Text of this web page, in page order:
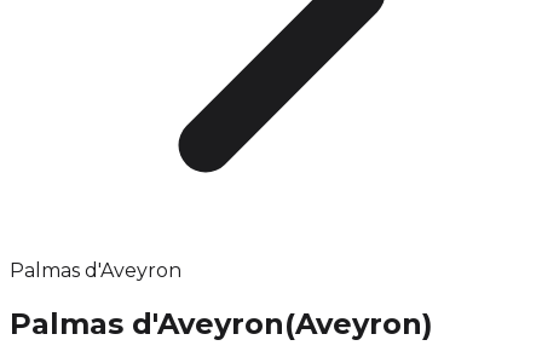
Palmas d'Aveyron
Palmas d'Aveyron(Aveyron)